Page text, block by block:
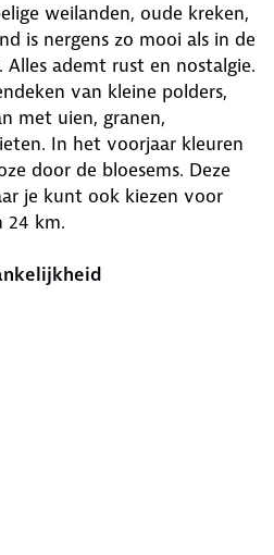
weilanden, oude kreken,
is nergens zo mooi als in de
ademt rust en nostalgie.
van kleine polders,
met uien, granen,
In het voorjaar kleuren
door de bloesems. Deze
je kunt ook kiezen voor
24 km.